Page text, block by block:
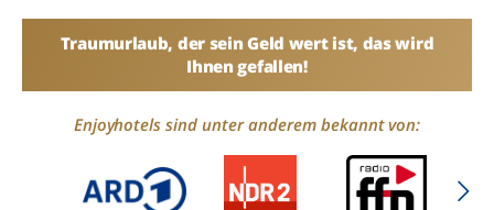
Traumurlaub, der sein Geld wert ist, das wird
Ihnen gefallen!
Enjoyhotels sind unter anderem bekannt von: